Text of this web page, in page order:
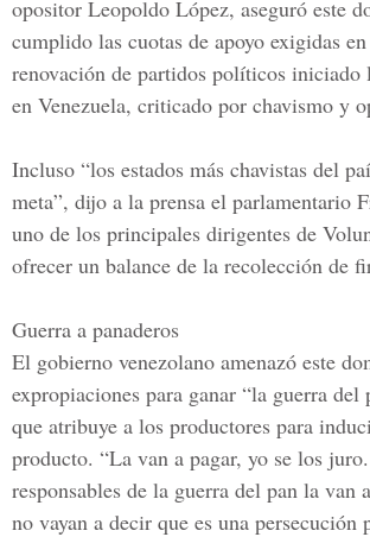
opositor Leopoldo López, aseguró este
cumplido las cuotas de apoyo exigidas
renovación de partidos políticos iniciado
en Venezuela, criticado por chavismo y
Incluso “los estados más chavistas del
meta”, dijo a la prensa el parlamentario
uno de los principales dirigentes de
ofrecer un balance de la recolección de
Guerra a panaderos
El gobierno venezolano amenazó este
expropiaciones para ganar “la guerra
que atribuye a los productores para
producto. “La van a pagar, yo se los
responsables de la guerra del pan la van
no vayan a decir que es una